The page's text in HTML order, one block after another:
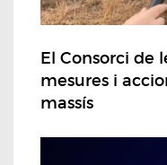
El Consorci de
mesures i
massís